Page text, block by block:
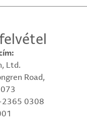
Ltd.
Road,
0308